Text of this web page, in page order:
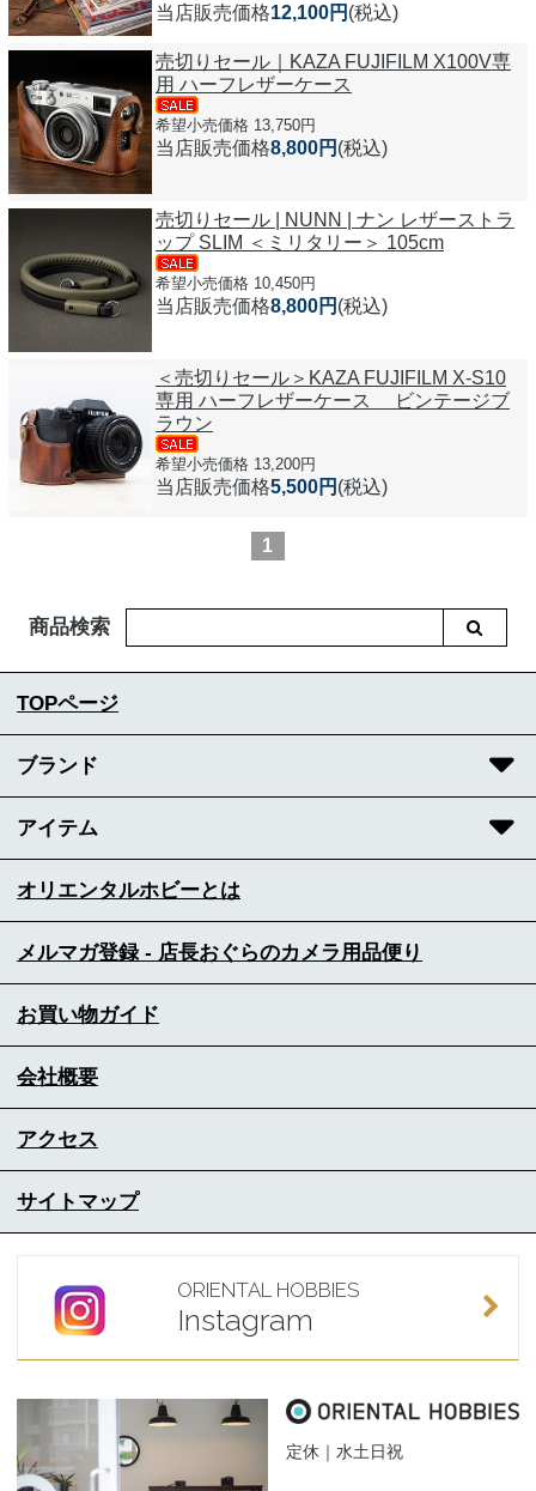
当店販売価格12,100円 (税込)
売切りセール｜KAZA FUJIFILM X100V専
用 ハーフレザーケース
希望小売価格 13,750円
当店販売価格8,800円 (税込)
売切りセール | NUNN | ナン レザーストラ
ップ SLIM ＜ミリタリー＞ 105cm
希望小売価格 10,450円
当店販売価格8,800円 (税込)
＜売切りセール＞KAZA FUJIFILM X-S10
専用 ハーフレザーケース ビンテージブ
ラウン
希望小売価格 13,200円
当店販売価格5,500円 (税込)
1
商品検索
TOPページ
ブランド
アイテム
オリエンタルホビーとは
メルマガ登録 - 店長おぐらのカメラ用品便り
お買い物ガイド
会社概要
アクセス
サイトマップ
ORIENTAL HOBBIES
Instagram
定休｜水土日祝